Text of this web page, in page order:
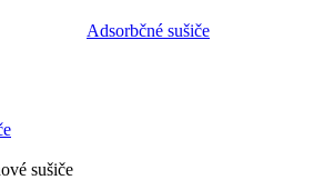
Adsorbčné sušiče
sušiče